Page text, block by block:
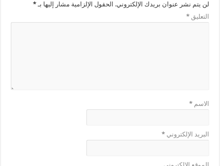
لن يتم نشر عنوان بريدك الإلكتروني. الحقول الإلزامية مشار إليها بـ*
التعليق*
الاسم*
البريد الإلكتروني*